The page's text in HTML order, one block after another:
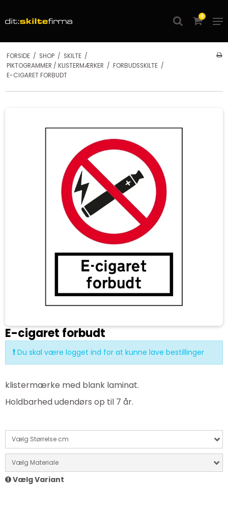
0
FORSIDE / SHOP / SKILTE /
PIKTOGRAMMER / KLISTERMÆRKER / FORBUDSSKILTE /
E-CIGARET FORBUDT
E-cigaret forbudt
Du skal være logget ind for at kunne lave bestillinger
klistermærke med blank laminat.
Holdbarhed udendørs op til 7 år.
Vælg Størrelse cm
Vælg Materiale
Vælg Variant